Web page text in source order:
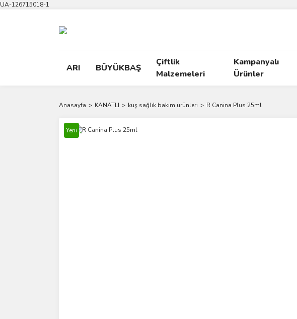
UA-126715018-1
ARI BÜYÜKBAŞ
Çiftlik
Malzemeleri
Kampanyalı
Ürünler
Anasayfa KANATLI kuş sağlık bakım ürünleri R Canina Plus 25ml
Yeni